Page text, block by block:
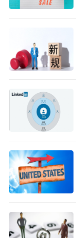
一站式头程入
仅需4-7个自然
点击了解详情：
亚马逊跨境承